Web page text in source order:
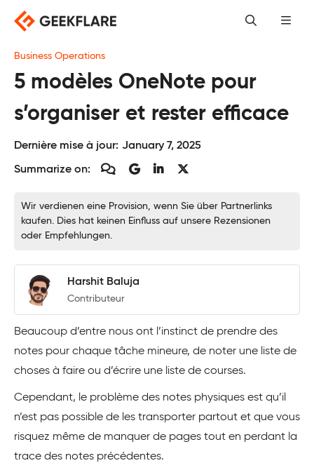
Skip
content
Business Operations
5 modèles OneNote pour
s’organiser et rester efficace
Dernière mise à jour: January 7, 2025
Summarize on:
Wir verdienen eine Provision, wenn Sie über Partnerlinks
kaufen. Dies hat keinen Einfluss auf unsere Rezensionen
oder Empfehlungen.
Harshit Baluja
Contributeur
Beaucoup d’entre nous ont l’instinct de prendre des
notes pour chaque tâche mineure, de noter une liste de
choses à faire ou d’écrire une liste de courses.
Cependant, le problème des notes physiques est qu’il
n’est pas possible de les transporter partout et que vous
risquez même de manquer de pages tout en perdant la
trace des notes précédentes.